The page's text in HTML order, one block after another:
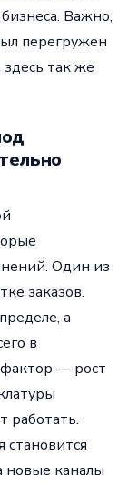
Важно,
перегружен
так же
Один из
заказов.
а
в
— рост
работать.
новые каналы